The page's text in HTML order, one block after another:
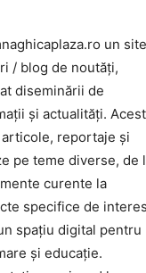
un site
/ blog de noutăți,
diseminării de
și actualități.
reportaje și
pe teme diverse, de
curente la
specifice de
spațiu digital pentru
și educație.